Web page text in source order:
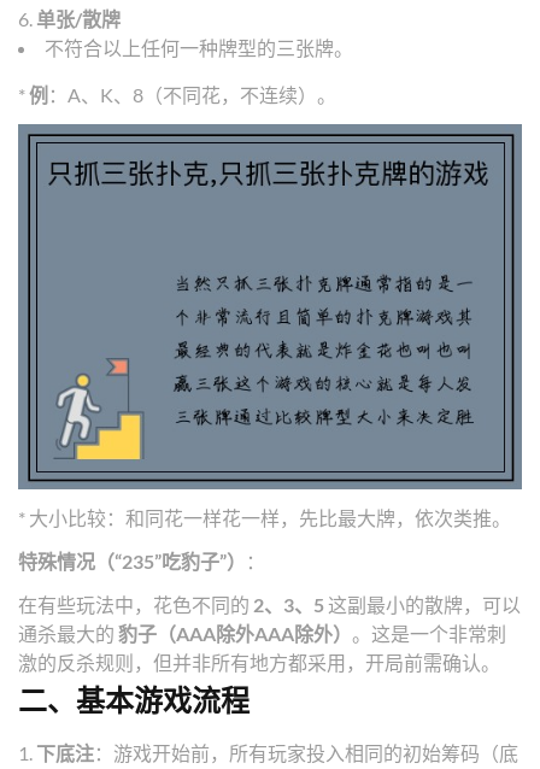
6. 单张/散牌
不符合以上任何一种牌型的三张牌。
*例 ：A、K、8（不同花，不连续）。
* 大小比较：和同花一样花一样，先比最大牌，依次类推。
特殊情况（“235”吃豹子”）
：
在有些玩法中，花色不同的 2、3、5 这副最小的散牌，可以
通杀最大的 豹子（AAA除外AAA除外） 。这是一个非常刺
激的反杀规则，但并非所有地方都采用，开局前需确认。
二、基本游戏流程
1. 下底注：游戏开始前，所有玩家投入相同的初始筹码（底